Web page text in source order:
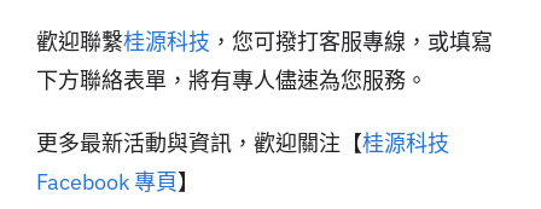
歡迎聯繫桂源科技 ，您可撥打客服專線，或填寫
下方聯絡表單，將有專人儘速為您服務。
更多最新活動與資訊，歡迎關注【桂源科技
Facebook 專頁】